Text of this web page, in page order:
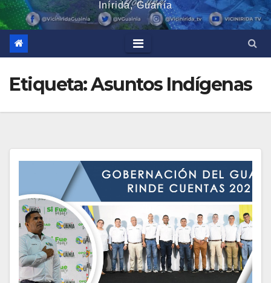
Inírida, Guanía
Etiqueta:Asuntos Indígenas